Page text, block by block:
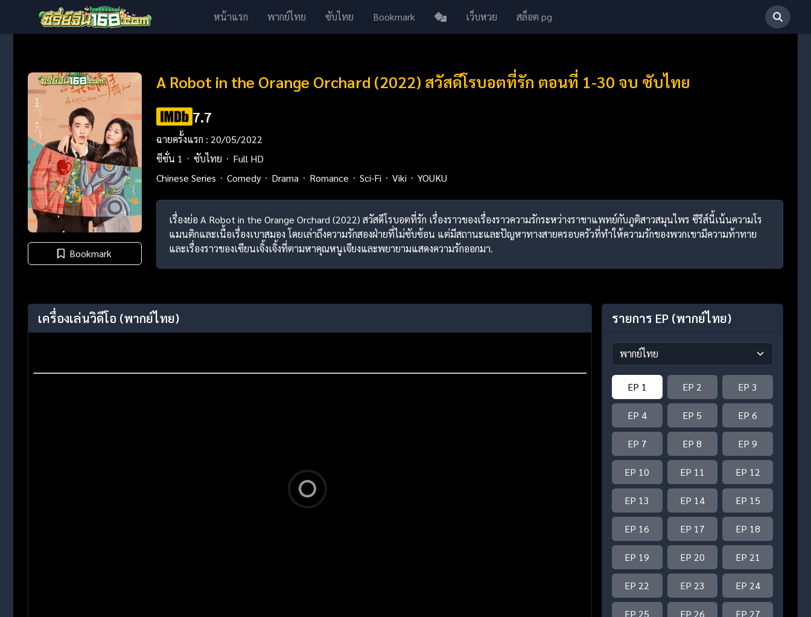
หน้าแรก พากย์ไทย ซับไทย Bookmark เว็บหวย สล็อต pg
Bookmark
A Robot in the Orange Orchard (2022) สวัสดีโรบอตที่รัก ตอนที่ 1-30 จบ ซับไทย
7.7
ฉายครั้งแรก : 20/05/2022
ซีซั่น 1
ซับไทย
Full HD
Chinese Series
Comedy Drama Romance Sci-Fi Viki YOUKU
เรื่องย่อ A Robot in the Orange Orchard (2022) สวัสดีโรบอตที่รัก เรื่องราวของเรื่องราวความรักระหว่างราชาแพทย์กับภูติสาวสมุนไพร ซีรีส์นี้เน้นความโร
แมนติกและเนื้อเรื่องเบาสมอง โดยเล่าถึงความรักสองฝ่ายที่ไม่ซับซ้อน แต่มีสถานะและปัญหาทางสายครอบครัวที่ทำให้ความรักของพวกเขามีความท้าทาย
และเรื่องราวของเซียนเจิ้งเจิ้งที่ตามหาคุณหนูเจียงและพยายามแสดงความรักออกมา.
เครื่องเล่นวิดีโอ (พากย์ไทย) รายการ EP (พากย์ไทย)
EP 1 EP 2 EP 3
EP 4 EP 5 EP 6
EP 7 EP 8 EP 9
EP 10 EP 11 EP 12
EP 13 EP 14 EP 15
EP 16 EP 17 EP 18
EP 19 EP 20 EP 21
EP 22 EP 23 EP 24
EP 25 EP 26 EP 27